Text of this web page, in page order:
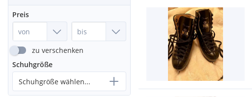
Preis
zu verschenken
Schuhgröße
Schuhgröße wählen...